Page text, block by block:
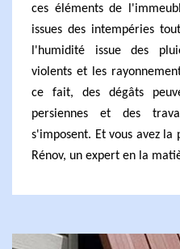
ces éléments de
issues des intempéries
l'humidité issue des
violents et les
ce fait, des dégâts
persiennes et des
s'imposent. Et vous avez
Rénov, un expert en la